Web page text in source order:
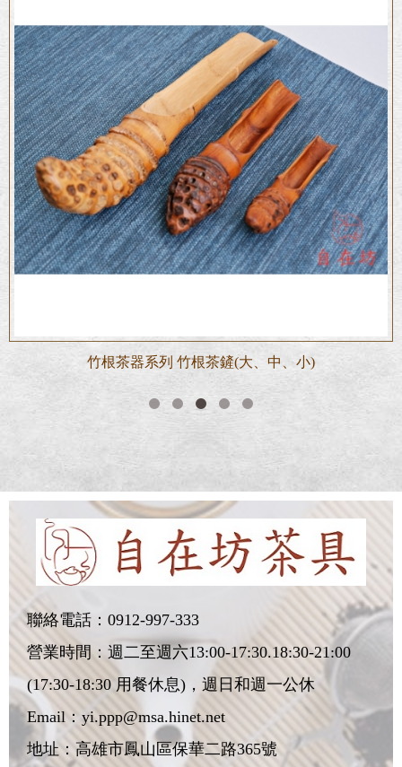
茶器系列 竹根茶鏟(大、中、小)
聯絡電話： 0912-997-333
營業時間：週二至週六13:00-17:30.18:30-21:00
(17:30-18:30 用餐休息)，週日和週一公休
Email： yi.ppp@msa.hinet.net
地址： 高雄市鳳山區保華二路365號